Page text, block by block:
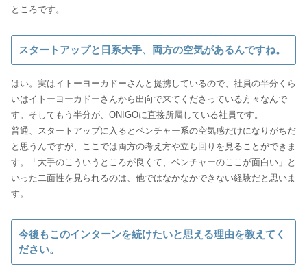
ところです。
スタートアップと日系大手、両方の空気があるんですね。
はい。実はイトーヨーカドーさんと提携しているので、社員の半分くら
いはイトーヨーカドーさんから出向で来てくださっている方々なんで
す。そしてもう半分が、ONIGOに直接所属している社員です。
普通、スタートアップに入るとベンチャー系の空気感だけになりがちだ
と思うんですが、ここでは両方の考え方や立ち回りを見ることができま
す。「大手のこういうところが良くて、ベンチャーのここが面白い」と
いった二面性を見られるのは、他ではなかなかできない経験だと思いま
す。
今後もこのインターンを続けたいと思える理由を教えてく
ださい。